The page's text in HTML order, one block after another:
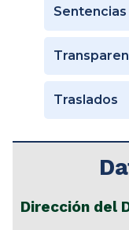
Sentencias
Traslados
Dirección del